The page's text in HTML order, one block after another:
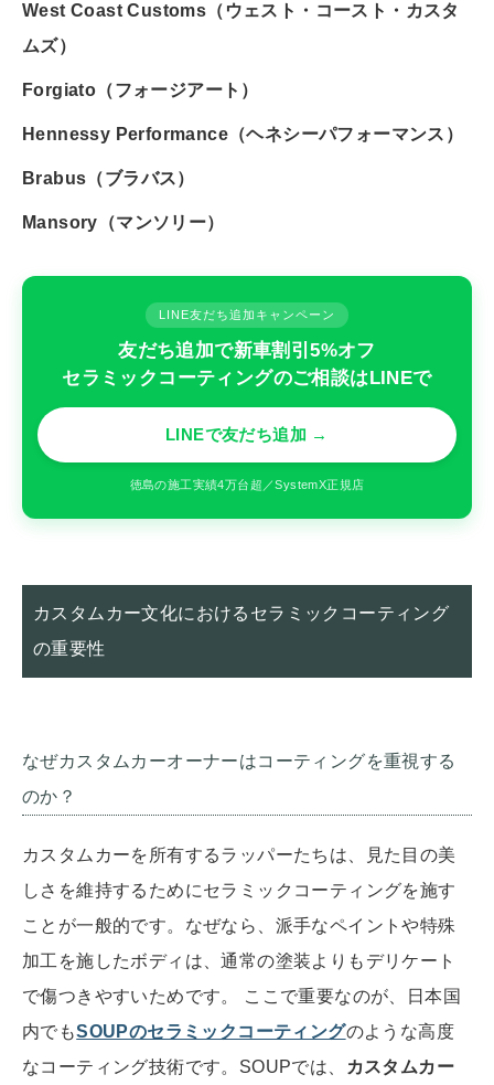
West Coast Customs（ウェスト・コースト・カスタ
ムズ）
Forgiato（フォージアート）
Hennessy Performance（ヘネシーパフォーマンス）
Brabus（ブラバス）
Mansory（マンソリー）
LINE友だち追加キャンペーン
友だち追加で新車割引5%オフ
セラミックコーティングのご相談はLINEで
LINEで友だち追加 →
徳島の施工実績4万台超／SystemX正規店
カスタムカー文化におけるセラミックコーティング
の重要性
なぜカスタムカーオーナーはコーティングを重視する
のか？
カスタムカーを所有するラッパーたちは、見た目の美
しさを維持するためにセラミックコーティングを施す
ことが一般的です。なぜなら、派手なペイントや特殊
加工を施したボディは、通常の塗装よりもデリケート
で傷つきやすいためです。 ここで重要なのが、日本国
内でもSOUPのセラミックコーティングのような高度
なコーティング技術です。SOUPでは、
カスタムカー